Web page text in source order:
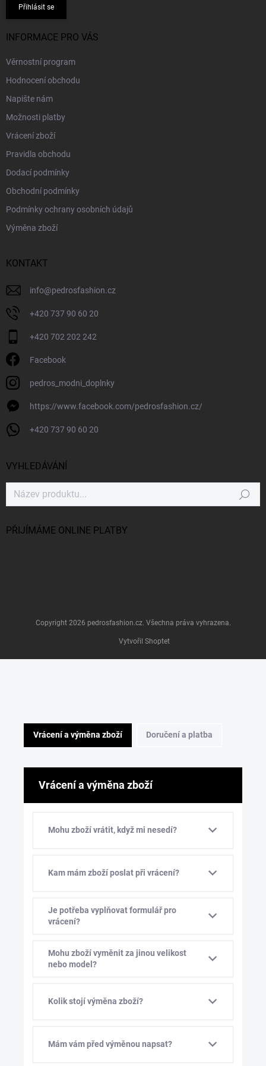
Přihlásit se
INFORMACE PRO VÁS
Věrnostní program
Hodnocení obchodu
Napište nám
Možnosti platby
Vrácení zboží
Pravidla obchodu
Dodací podmínky
Obchodní podmínky
Podmínky ochrany osobních údajů
Výměna zboží
KONTAKT
info@pedrosfashion.cz
+420 737 90 60 20
+420 702 202 242
Facebook
pedros_modni_doplnky
https://www.facebook.com/pedrosfashion.cz/
+420 737 90 60 20
VYHLEDÁVÁNÍ
Hledat
PŘIJÍMÁME ONLINE PLATBY
Vytvořil Shoptet
Copyright 2026 pedrosfashion.cz. Všechna práva vyhrazena.
Vrácení a výměna zboží Doručení a platba
Vrácení a výměna zboží
Mohu zboží vrátit, když mi nesedí?
Kam mám zboží poslat při vrácení?
Je potřeba vyplňovat formulář pro
vrácení?
Mohu zboží vyměnit za jinou velikost
nebo model?
Kolik stojí výměna zboží?
Mám vám před výměnou napsat?